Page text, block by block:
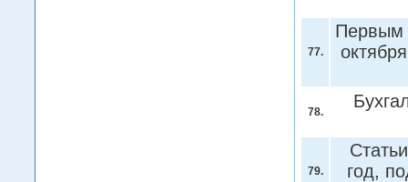
77.
Первым
78.
79.
год,